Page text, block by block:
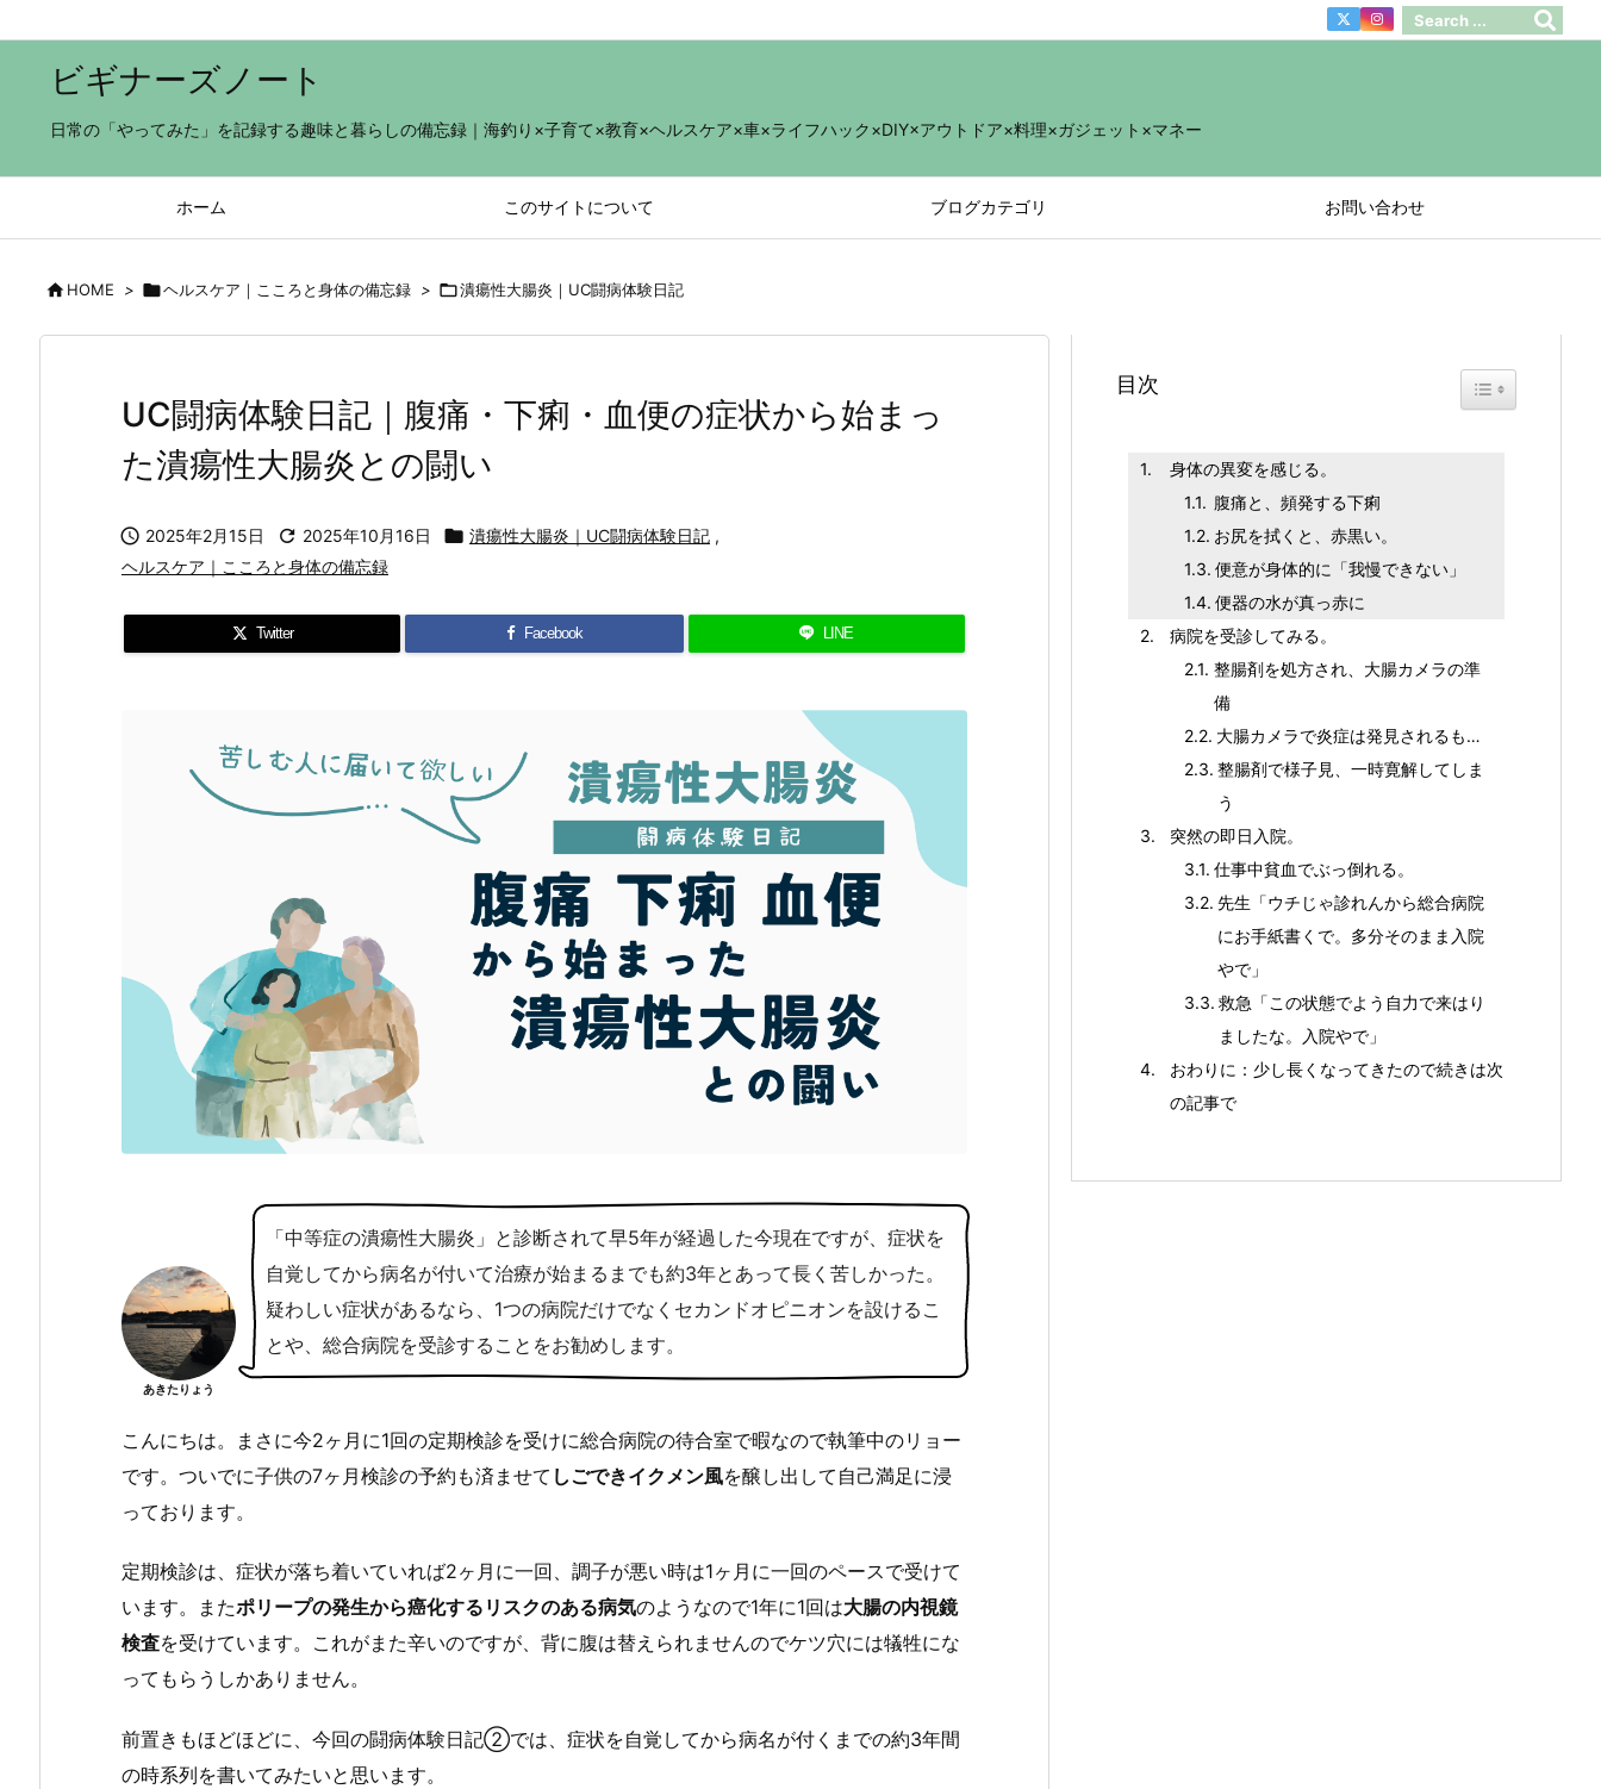
ビギナーズノート
日常の「やってみた」を記録する趣味と暮らしの備忘録｜海釣り×子育て×教育×ヘルスケア×車×ライフハック×DIY×アウトドア×料理×ガジェット×マネー
ホーム このサイトについて ブログカテゴリ お問い合わせ
HOME > ヘルスケア｜こころと身体の備忘録 > 潰瘍性大腸炎｜UC闘病体験日記
UC闘病体験日記｜腹痛・下痢・血便の症状から始まっ
た潰瘍性大腸炎との闘い
 2025年2月15日  2025年10月16日  潰瘍性大腸炎｜UC闘病体験日記 ,
ヘルスケア｜こころと身体の備忘録
Twitter Facebook LINE
あきたりょう
「中等症の潰瘍性大腸炎」と診断されて早5年が経過した今現在ですが、症状を
自覚してから病名が付いて治療が始まるまでも約3年とあって長く苦しかった。
疑わしい症状があるなら、1つの病院だけでなくセカンドオピニオンを設けるこ
とや、総合病院を受診することをお勧めします。
こんにちは。まさに今2ヶ月に1回の定期検診を受けに総合病院の待合室で暇なので執筆中のリョー
です。ついでに子供の7ヶ月検診の予約も済ませて しごできイクメン風を醸し出して自己満足に浸
っております。
定期検診は、症状が落ち着いていれば2ヶ月に一回、調子が悪い時は1ヶ月に一回のペースで受けて
います。またポリープの発生から癌化するリスクのある病気のようなので1年に1回は大腸の内視鏡
検査を受けています。これがまた辛いのですが、背に腹は替えられませんのでケツ穴には犠牲にな
ってもらうしかありません。
前置きもほどほどに、今回の闘病体験日記②では、症状を自覚してから病名が付くまでの約3年間
の時系列を書いてみたいと思います。
目次 Toggle Table of
身体の異変を感じる。
腹痛と、頻発する下痢
お尻を拭くと、赤黒い。
便意が身体的に「我慢できない」
便器の水が真っ赤に
病院を受診してみる。
整腸剤を処方され、大腸カメラの準
備
大腸カメラで炎症は発見されるも…
整腸剤で様子見、一時寛解してしま
う
突然の即日入院。
仕事中貧血でぶっ倒れる。
先生「ウチじゃ診れんから総合病院
にお手紙書くで。多分そのまま入院
やで」
救急「この状態でよう自力で来はり
ましたな。入院やで」
おわりに：少し長くなってきたので続きは次
の記事で